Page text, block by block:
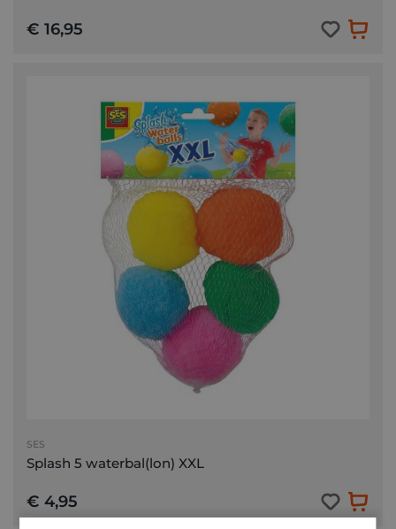
€ 16,95
SES
Splash 5 waterbal(lon) XXL
€ 4,95